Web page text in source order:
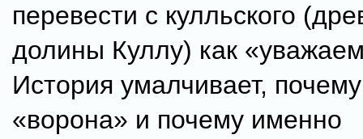
перевести с кулльского
долины Куллу) как
История умалчивает,
«ворона» и почему именно